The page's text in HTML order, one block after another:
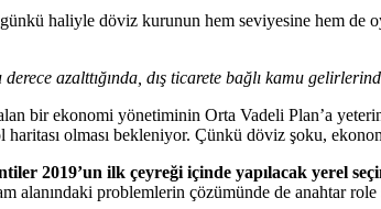
haliyle döviz kurunun hem seviyesine hem de
azalttığında, dış ticarete bağlı kamu
bir ekonomi yönetiminin Orta Vadeli Plan’a
olması bekleniyor. Çünkü döviz şoku,
2019’un ilk çeyreği içinde yapılacak yerel
alanındaki problemlerin çözümünde de anahtar role